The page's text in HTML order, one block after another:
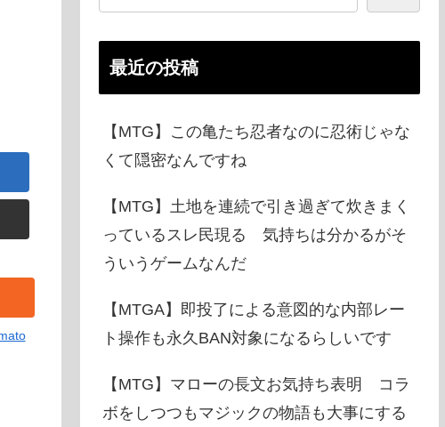
最近の投稿
【MTG】この亀たち忍者なのに忍術じゃな
くて隠密なんですね
【MTG】土地を連続で引き過ぎて炊きまく
っているスレ民現る 気持ちは分かるがそ
ういうゲームなんだ
【MTGA】即投了による意図的な内部レー
ト操作も永久BAN対象になるらしいです
【MTG】マローの長文お気持ち表明 コラ
ボをしつつもマジックの物語も大事にする